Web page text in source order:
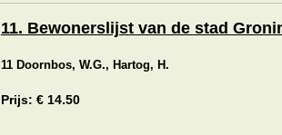
11. Bewonerslijst van de stad
11 Doornbos, W.G., Hartog, H.
Prijs: € 14.50